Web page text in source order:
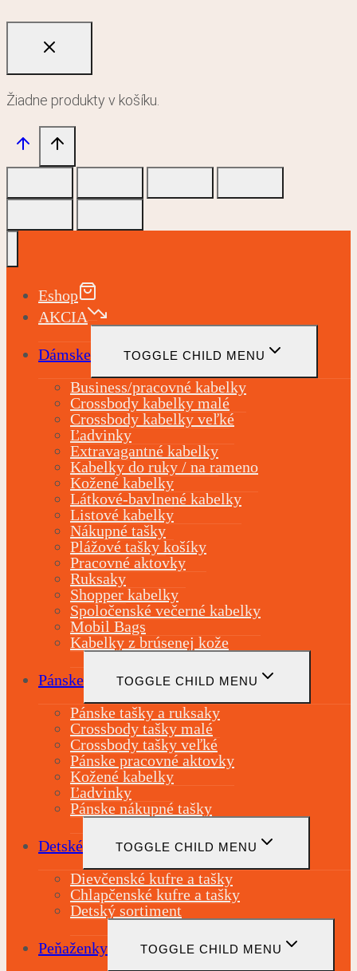
Žiadne produkty v košíku.
Eshop
AKCIA
Dámske TOGGLE CHILD MENU
Business/pracovné kabelky
Crossbody kabelky malé
Crossbody kabelky veľké
Ľadvinky
Extravagantné kabelky
Kabelky do ruky / na rameno
Kožené kabelky
Látkové-bavlnené kabelky
Listové kabelky
Nákupné tašky
Plážové tašky košíky
Pracovné aktovky
Ruksaky
Shopper kabelky
Spoločenské večerné kabelky
Mobil Bags
Kabelky z brúsenej kože
Pánske TOGGLE CHILD MENU
Pánske tašky a ruksaky
Crossbody tašky malé
Crossbody tašky veľké
Pánske pracovné aktovky
Kožené kabelky
Ľadvinky
Pánske nákupné tašky
Detské TOGGLE CHILD MENU
Dievčenské kufre a tašky
Chlapčenské kufre a tašky
Detský sortiment
Peňaženky TOGGLE CHILD MENU